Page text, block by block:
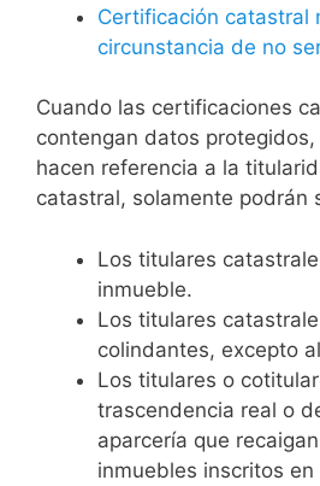
Certificación catastral
circunstancia de no
Cuando las certificaciones
contengan datos
hacen referencia a la
catastral, solamente podrán
Los titulares
inmueble.
Los titulares
colindantes, excepto
Los titulares o
trascendencia real o
aparcería que
inmuebles inscritos